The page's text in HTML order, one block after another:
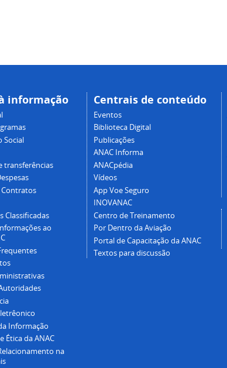
informação
Social
transferências
Contratos
Classificadas
ao
Informação
Ética da ANAC
na
Centrais de conteúdo
Eventos
Biblioteca Digital
Publicações
ANAC Informa
ANACpédia
Vídeos
App Voe Seguro
INOVANAC
Centro de Treinamento
Por Dentro da Aviação
Portal de Capacitação da ANAC
Textos para discussão